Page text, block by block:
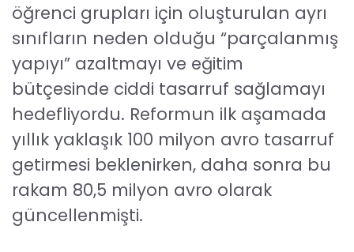
öğrenci grupları için oluşturulan ayrı
sınıfların neden olduğu “parçalanmış
yapıyı” azaltmayı ve eğitim
bütçesinde ciddi tasarruf sağlamayı
hedefliyordu. Reformun ilk aşamada
yıllık yaklaşık 100 milyon avro tasarruf
getirmesi beklenirken, daha sonra bu
rakam 80,5 milyon avro olarak
güncellenmişti.